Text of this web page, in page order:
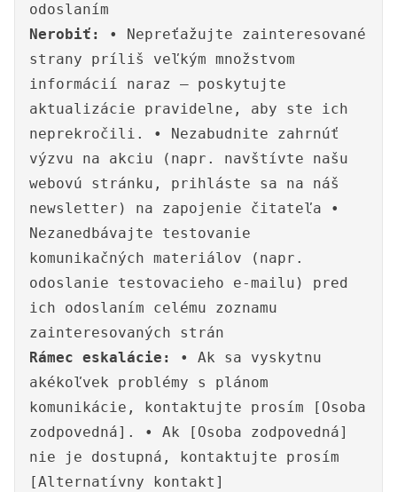
odoslaním
Nerobiť:
• Nepreťažujte zainteresované
strany príliš veľkým množstvom
informácií naraz – poskytujte
aktualizácie pravidelne, aby ste ich
neprekročili. • Nezabudnite zahrnúť
výzvu na akciu (napr. navštívte našu
webovú stránku, prihláste sa na náš
newsletter) na zapojenie čitateľa •
Nezanedbávajte testovanie
komunikačných materiálov (napr.
odoslanie testovacieho e-mailu) pred
ich odoslaním celému zoznamu
zainteresovaných strán
Rámec eskalácie:
• Ak sa vyskytnu
akékoľvek problémy s plánom
komunikácie, kontaktujte prosím [Osoba
zodpovedná]. • Ak [Osoba zodpovedná]
nie je dostupná, kontaktujte prosím
[Alternatívny kontakt]